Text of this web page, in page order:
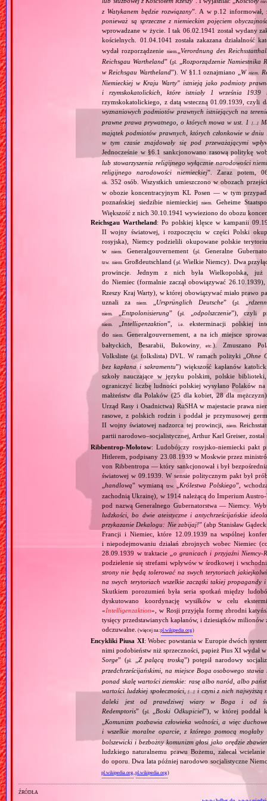
z Watykanem będzie rozwiązany”. A w p.12 informował,
ponieważ są sprzeczne z niemieckim pojęciem
wprowadzane w życie. I tak 06.02.1941 został wydany
kościelnych. 01.04.1041 została zakazana działalność
wydał rozporządzenieniem. „Verordnung des
Reichsgau Wartheland” (pl.
Rozporządzenie Namiestnika
w Reichsgau Wartheland”). W §1.1 oznajmiano „Wniem.
Niemieckiej w Kraju Warty" istnieją jako podmioty
i rzymskokatolickich, które istniały 1 września
rzymskokatolickiego, z datą wsteczną 01.09.1939, czyli
wyznaniowych podmiotów prawnych istniejących na
prawne prawa prywatnego, o których mowa w ust. 1
[…]
majątek podmiotów prawnych, których członkowie w
w tym czasie znajdowały się pod przeważającymi
Jednocześnie w §6.1 sankcjonowano rasową politykę
lub stowarzyszenia religijnego wyłącznie narodowości
religijnego narodowości niemieckiej”. Zaraz potem,
ok. 352 osób. Wszystkich umieszczono w obozach
w obozie koncentracyjnym KL Posen — w tym
poznańskiej siedzibie niemieckiejniem.
Geheime
Większość z nich 30.10.1941 wywieziono do obozu
Reichsgau Wartheland: Po polskiej klęsce w kampanii
II wojny światowej, i rozpoczęciu w części Polski
rosyjska), Niemcy podzielili okupowane polskie
wniem. Generalgouvernement (pl. Generalne
tzw. niem. Großdeutschland (pl. Wielkie Niemcy). Dwa
prowincje. Jednym z nich była Wielkopolska, już
do Niemiec (formalnie zaczął obowiązywać
Rzeszy Kraj Warty), w której obowiązywać miało prawo
uznali zaniem. Ursprünglich Deutsche” (pl. „
niem. Entpolonisierung” (pl. odpolszczenie”), czyli
niem. Intelligenzaktion”, i.e.
eksterminacji polskiej
doniem.
Generalgouvernement, a na ich miejsce
bałtyckich, Besarabii, Bukowiny, etc.). Zmuszano
Volksliste (pl. folkslista) DVL. W ramach polityki „Ohne
bez kapłana i sakramentu”) większość kapłanów
szkoły nauczające w języku polskim, polskie
ograniczyć liczbę ludności polskiej wysyłano Polaków
małżeństw dla Polaków (25 dla kobiet, 28 dla
Urząd Rasy i Osadnictwa) RuSHA w majestacie prawa
rasowe, z polskich rodzin i poddał je przymusowej
II wojny światowej nadzorca tej prowincji,
niem.
partii narodowo–socjalistycznej, Arthur Karl Greiser, został
Ribbentrop‐Mołotow: Ludobójczy rosyjsko‐niemiecki pakt
Hitlerem, podpisany 23.08.1939 w Moskwie przez
von Ribbentropa — który sankcjonował i był
światowej w 09.1939. W sensie politycznym pakt był
„handlową” wymianą tzw. „ Królestwa Polskiego”,
zachodnią Ukrainę), w 1914 należącą do Imperium
pod nazwą Generalnego Gubernatorstwa — Niemcy.
ludzkości, bo dwie ateistyczne i antychrześcijańskie
przykazanie Dekalogu: Nie zabijaj!” (abp Stanisław
Francji i Niemiec, które 12.09.1939 na wspólnej
i niepodejmowaniu działań zbrojnych wobec Niemiec
28.09.1939 w traktacie „ o granicach i przyjaźni
podzielenie się strefami wpływów w środkowej i
strony nie będą tolerować na swych terytoriach
na swych terytoriach wszelkie zaczątki takiej
Skutkiem porozumień była seria spotkań między
dyskutowano koordynację wysiłków w celu
«Intelligenzaktion», w Rosji przyjęła formę zbrodni
tysięcy przedstawianych kapłanów, i dziesiątków
odczuwalne. (więcej na:pl.wikipedia.org)
Encykliki Piusa XI: Wobec powstania w Europie dwóch
nimi podobieństw niż sprzeczności, papież Pius XI
Sorge” (pl. Z palącą troską”) potępił narodowy
przedchrześcijańskimi, na miejsce Boga osobowego
ponad skalę wartości ziemskie: rasę albo naród, albo
wartości ludzkiej społeczności,[…]i czyni z nich najwyższą
daleki jest od prawdziwej wiary w Boga i od
Redemptoris” (pl. Boski Odkupiciel”), w której poddał
Komunizm pozbawia człowieka wolności, a więc
i wszelkie moralne oparcie, z którego pomocą
bolszewicki i bezbożny komunizm głosi jako orędzie
ludzkiego naturalnemu prawu Bożemu, zalecał
do oporu. Dwa lata później narodowo socjalistyczne
pl.wikipedia.org,pl.wikipedia.org)
źródła